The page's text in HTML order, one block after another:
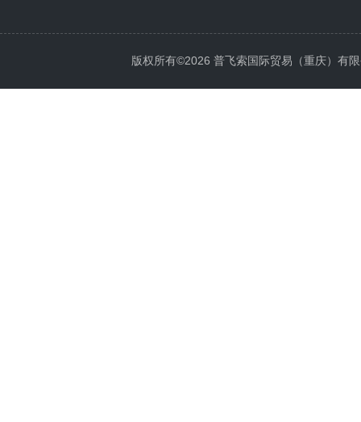
版权所有©2026 普飞索国际贸易（重庆）有